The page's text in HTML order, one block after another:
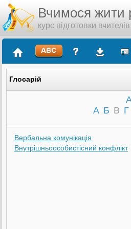
Вчимося жити
курс підготовки вчителів
Глосарій
А Б В Г
Вербальна комунікація
Внутрішньоособистісний конфлікт